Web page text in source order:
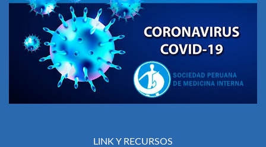
LINK Y RECURSOS